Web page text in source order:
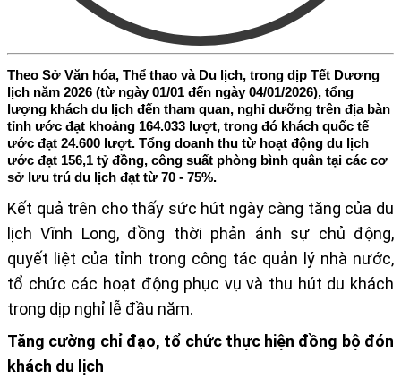
Theo Sở Văn hóa, Thể thao và Du lịch, trong dịp Tết Dương
lịch năm 2026 (từ ngày 01/01 đến ngày 04/01/2026), tổng
lượng khách du lịch đến tham quan, nghỉ dưỡng trên địa bàn
tỉnh ước đạt khoảng 164.033 lượt, trong đó khách quốc tế
ước đạt 24.600 lượt. Tổng doanh thu từ hoạt động du lịch
ước đạt 156,1 tỷ đồng, công suất phòng bình quân tại các cơ
sở lưu trú du lịch đạt từ 70 - 75%.
Kết quả trên cho thấy sức hút ngày càng tăng của du
lịch Vĩnh Long, đồng thời phản ánh sự chủ động,
quyết liệt của tỉnh trong công tác quản lý nhà nước,
tổ chức các hoạt động phục vụ và thu hút du khách
trong dịp nghỉ lễ đầu năm.
Tăng cường chỉ đạo, tổ chức thực hiện đồng bộ đón
khách du lịch